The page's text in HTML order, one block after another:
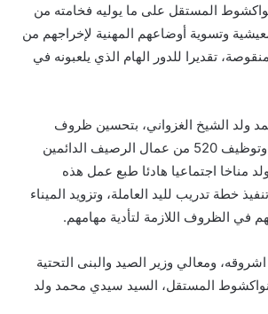
المستقل على ما يوليه فخامته من
وتسوية أوضاعهم المهنية لإخراجهم من
تقديرا للدور الهام الذي يلعبونه في
ولد الشيخ الغزواني، بتحسين ظروف
العاملين بهذا المرفق المينائي الحيوي عبر إنشاء شركة لتسيير اليد العاملة بالميناء وتوظيف 520 من عمال الرصيف الدائمين
وتسوية أوضاع 114 عامل رصيف، مما ولد مناخا اجتماعيا هادئا طبع عمل هذه
خطة تدريب لليد العاملة، وتزويد الميناء
في الظروف اللازمة لتأدية مهامهم.
ومعالي وزير الصيد والبنى التحتية
نواكشوط المستقل، السيد سيدي محمد ولد